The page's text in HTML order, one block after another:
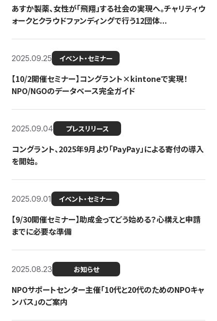
あすか製薬、女性が「飛翔」する社会の実現へ。チャリティウ
ォークとクラウドファンディングで行う12団体...
2025.09.25 イベント・セミナー
【10/2開催セミナー】コングラント×kintoneで実現！
NPO/NGOのデータベース完全ガイド
2025.09.04 プレスリリース
コングラント、2025年9月より「PayPay」による寄付の導入
を開始。
2025.09.01 イベント・セミナー
【9/30開催セミナー】助成金ってどう始める？心構えと申請
までに必要な準備
2025.08.23 お知らせ
NPOサポートセンター主催「10代と20代のためのNPOキャ
ンパス」のご案内